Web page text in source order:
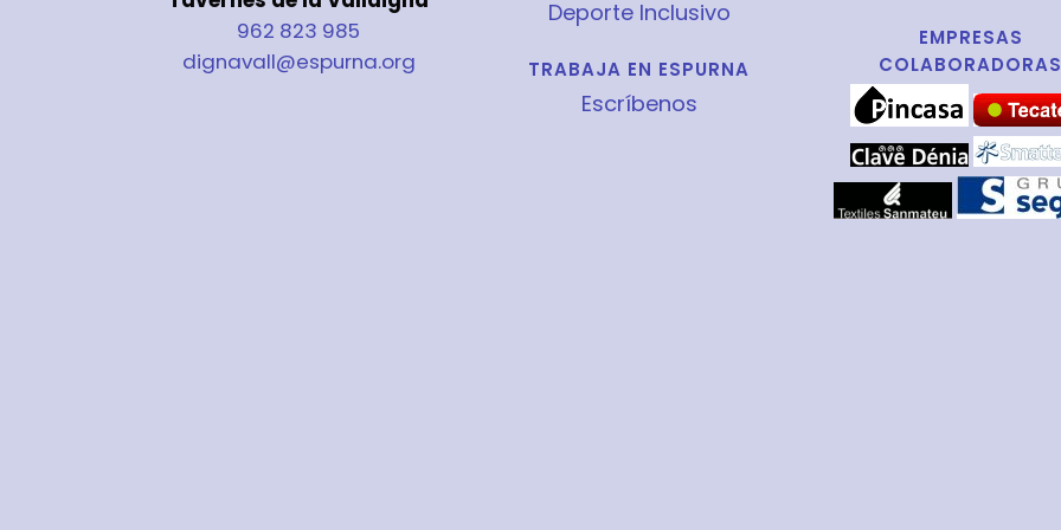
962 823 985
dignavall@espurna.org
Deporte Inclusivo
TRABAJA EN ESPURNA
Escríbenos
EMPRESAS
COLABORADORAS